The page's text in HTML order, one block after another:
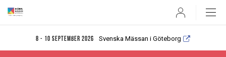
8 - 10 september 2026 Svenska Mässan i Göteborg
User